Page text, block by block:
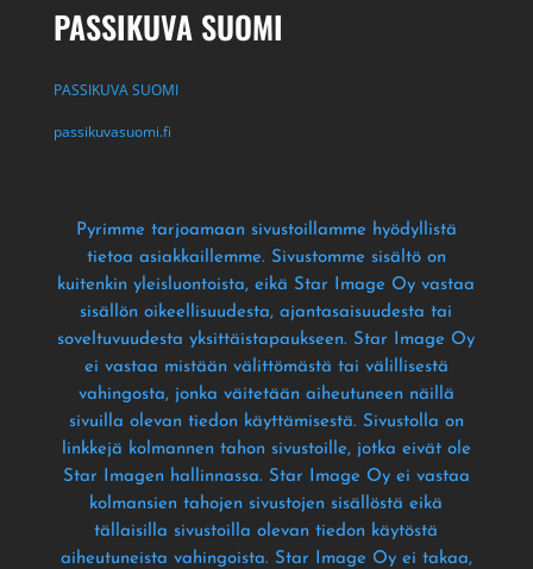
PASSIKUVA SUOMI
PASSIKUVA SUOMI
passikuvasuomi.fi
Pyrimme tarjoamaan sivustoillamme hyödyllistä
tietoa asiakkaillemme. Sivustomme sisältö on
kuitenkin yleisluontoista, eikä Star Image Oy vastaa
sisällön oikeellisuudesta, ajantasaisuudesta tai
soveltuvuudesta yksittäistapaukseen. Star Image Oy
ei vastaa mistään välittömästä tai välillisestä
vahingosta, jonka väitetään aiheutuneen näillä
sivuilla olevan tiedon käyttämisestä. Sivustolla on
linkkejä kolmannen tahon sivustoille, jotka eivät ole
Star Imagen hallinnassa. Star Image Oy ei vastaa
kolmansien tahojen sivustojen sisällöstä eikä
tällaisilla sivustoilla olevan tiedon käytöstä
aiheutuneista vahingoista. Star Image Oy ei takaa,